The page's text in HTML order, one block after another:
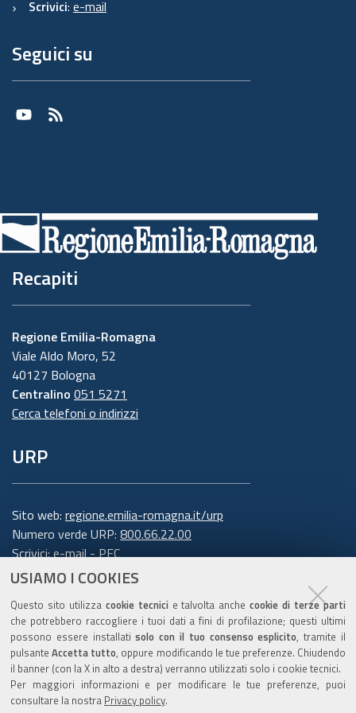
USIAMO I COOKIES
Questo sito utilizza cookie tecnici e talvolta anchecookie di terze parti
che potrebbero raccogliere i tuoi dati a fini di profilazione; questi ultimi
possono essere installatisolo con il tuo consenso esplicito, tramite il
pulsanteAccetta tutto, oppure modificando le tue preferenze. Chiudendo
il banner (con la X in alto a destra) verranno utilizzati solo i cookie tecnici.
Per maggiori informazioni e per modificare le tue preferenze, puoi
consultare la nostra Privacy policy.
della sicurezza dei dati.
Formalizziamo istruzioni, compiti ed oneri in
capo a tali soggetti terzi con la designazione
Sottoponiamo tali soggetti a verifiche
5. Soggetti autorizzati al
trattamento
I Suoi dati personali sono trattati da personale
interno previamente autorizzato e designato
impartite idonee istruzioni in ordine a misure,
accorgimenti, modus operandi, tutti volti alla
concreta tutela dei suoi dati personali.
trattamento
effettuato dalla Giunta della Regione Emilia-
Romagna per lo svolgimento di funzioni
istituzionali e, pertanto, ai sensi dell'art. 6
comma 1 lett. e) del Regolamento europeo n.
679/2016, non necessita del suo consenso.I dati
personali sono trattati per la seguente
finalità: rispondere alle sue richieste
Per garantire l'efficienza del servizio, la
informiamo inoltre che i dati potrebbero essere
Scrivici: e-mail
Seguici su
Youtube
RSS
Recapiti
Regione Emilia-Romagna
Viale Aldo Moro, 52
40127 Bologna
Centralino 051 5271
Cerca telefoni o indirizzi
URP
Sito web: regione.emilia-romagna.it/urp
Numero verde URP: 800.66.22.00
Scrivici:e-mail-PEC
Trasparenza
Amministrazione trasparente
Note legali e copyright
Privacy e cookie